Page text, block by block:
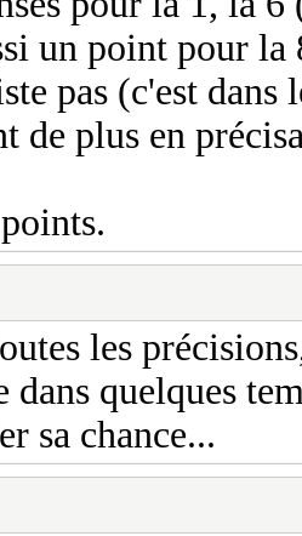
un point pour
pas (c'est
de plus en
les
dans quelques
sa chance...